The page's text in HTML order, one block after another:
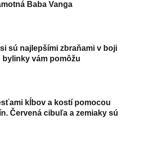
Baba Vanga
sú najlepšími zbraňami v boji
bylinky vám pomôžu
kĺbov a kostí pomocou
Červená cibuľa a zemiaky sú